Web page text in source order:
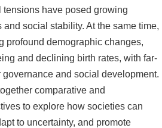
have posed growing
social stability. At the same time,
profound demographic changes,
and declining birth rates, with far-
and social development.
comparative and
to explore how societies can
to uncertainty, and promote